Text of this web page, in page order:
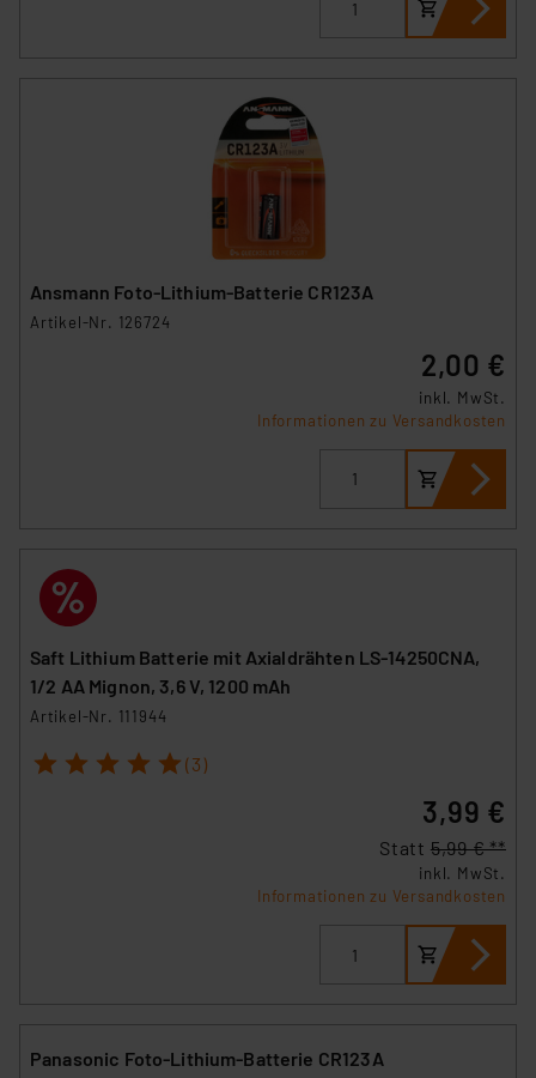
Ansmann Foto-Lithium-Batterie CR123A
Artikel-Nr. 126724
2,00 €
inkl. MwSt.
Informationen zu Versandkosten
Saft Lithium Batterie mit Axialdrähten LS-14250CNA,
1/2 AA Mignon, 3,6 V, 1200 mAh
Artikel-Nr. 111944
1 2 3 4 5 (3)
3,99 €
Statt 5,99 € **
inkl. MwSt.
Informationen zu Versandkosten
Panasonic Foto-Lithium-Batterie CR123A